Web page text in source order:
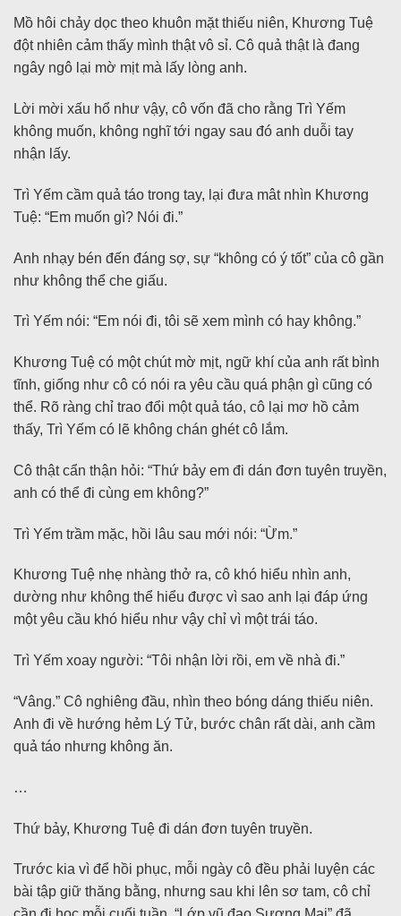
Mồ hôi chảy dọc theo khuôn mặt thiếu niên, Khương Tuệ
đột nhiên cảm thấy mình thật vô sỉ. Cô quả thật là đang
ngây ngô lại mờ mịt mà lấy lòng anh.
Lời mời xấu hổ như vậy, cô vốn đã cho rằng Trì Yếm
không muốn, không nghĩ tới ngay sau đó anh duỗi tay
nhận lấy.
Trì Yếm cầm quả táo trong tay, lại đưa mât nhìn Khương
Tuệ: “Em muốn gì? Nói đi.”
Anh nhạy bén đến đáng sợ, sự “không có ý tốt” của cô gần
như không thể che giấu.
Trì Yếm nói: “Em nói đi, tôi sẽ xem mình có hay không.”
Khương Tuệ có một chút mờ mịt, ngữ khí của anh rất bình
tĩnh, giống như cô có nói ra yêu cầu quá phận gì cũng có
thể. Rõ ràng chỉ trao đổi một quả táo, cô lại mơ hồ cảm
thấy, Trì Yếm có lẽ không chán ghét cô lắm.
Cô thật cẩn thận hỏi: “Thứ bảy em đi dán đơn tuyên truyền,
anh có thể đi cùng em không?”
Trì Yếm trầm mặc, hồi lâu sau mới nói: “Ừm.”
Khương Tuệ nhẹ nhàng thở ra, cô khó hiểu nhìn anh,
dường như không thể hiểu được vì sao anh lại đáp ứng
một yêu cầu khó hiểu như vậy chỉ vì một trái táo.
Trì Yếm xoay người: “Tôi nhận lời rồi, em về nhà đi.”
“Vâng.” Cô nghiêng đầu, nhìn theo bóng dáng thiếu niên.
Anh đi về hướng hẻm Lý Tử, bước chân rất dài, anh cầm
quả táo nhưng không ăn.
…
Thứ bảy, Khương Tuệ đi dán đơn tuyên truyền.
Trước kia vì để hồi phục, mỗi ngày cô đều phải luyện các
bài tập giữ thăng bằng, nhưng sau khi lên sơ tam, cô chỉ